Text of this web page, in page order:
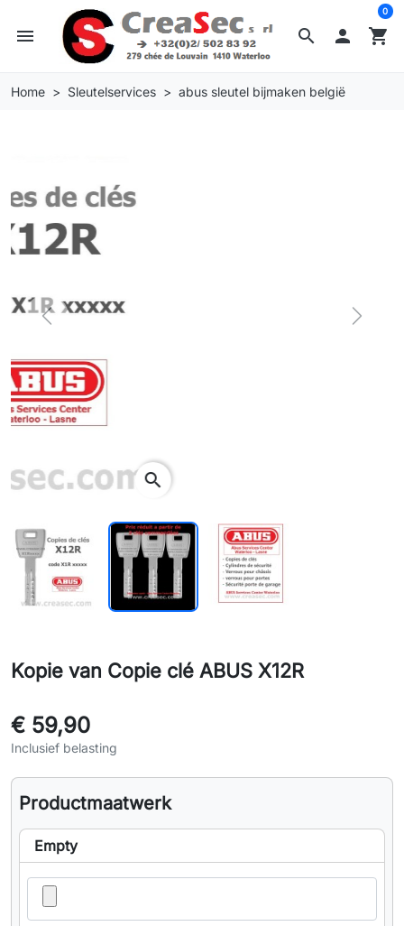
search
menu  shopping_cart
0
Home Sleutelservices abus sleutel bijmaken belgië
Previous Next
Kopie van Copie clé ABUS X12R
€ 59,90
Inclusief belasting
Productmaatwerk
Empty